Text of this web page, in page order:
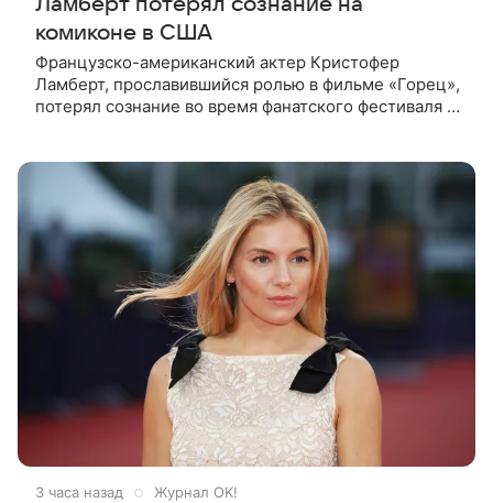
комиконе в США
Французско-американский актер Кристофер
Ламберт, прославившийся ролью в фильме «Горец»,
потерял сознание во время фанатского фестиваля в
3 часа назад Журнал OK!